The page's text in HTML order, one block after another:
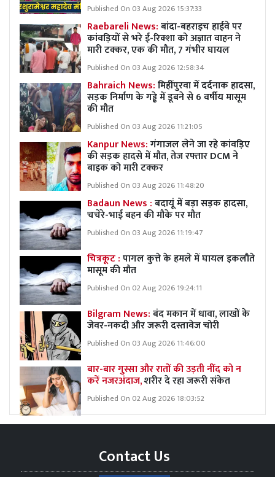
Published On 03 Aug 2026 15:37:33
Raebareli News:बांदा-बहराइच हाईवे पर
कांवड़ियों से भरे ई-रिक्शा को अज्ञात वाहन ने
मारी टक्कर, एक की मौत, 7 गंभीर घायल
Published On 03 Aug 2026 12:58:34
Bahraich News:मिहींपुरवा में दर्दनाक हादसा,
सड़क निर्माण के गड्ढे में डूबने से 6 वर्षीय मासूम
की मौत
Published On 03 Aug 2026 11:21:05
Kanpur News:गंगाजल लेने जा रहे कांवड़िए
की सड़क हादसे में मौत, तेज रफ्तार DCM ने
बाइक को मारी टक्कर
Published On 03 Aug 2026 11:48:20
Badaun News :बदायूं में बड़ा सड़क हादसा,
चचेरे-भाई बहन की मौके पर मौत
Published On 03 Aug 2026 11:19:47
चित्रकूट :पागल कुत्ते के हमले में घायल इकलौते
मासूम की मौत
Published On 02 Aug 2026 19:24:11
Bilgram News:बंद मकान में धावा, लाखों के
जेवर-नकदी और जरूरी दस्तावेज चोरी
Published On 03 Aug 2026 11:46:00
बार-बार गुस्सा और रातों की उड़ती नींद को न
करें नजरअंदाज,शरीर दे रहा जरूरी संकेत
Published On 02 Aug 2026 18:03:52
Contact Us